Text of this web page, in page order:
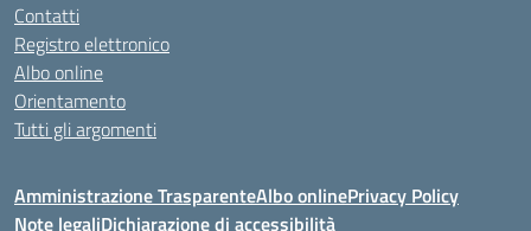
Contatti
Registro elettronico
Albo online
Orientamento
Tutti gli argomenti
Amministrazione TrasparenteAlbo onlinePrivacy Policy
Note legaliDichiarazione di accessibilità